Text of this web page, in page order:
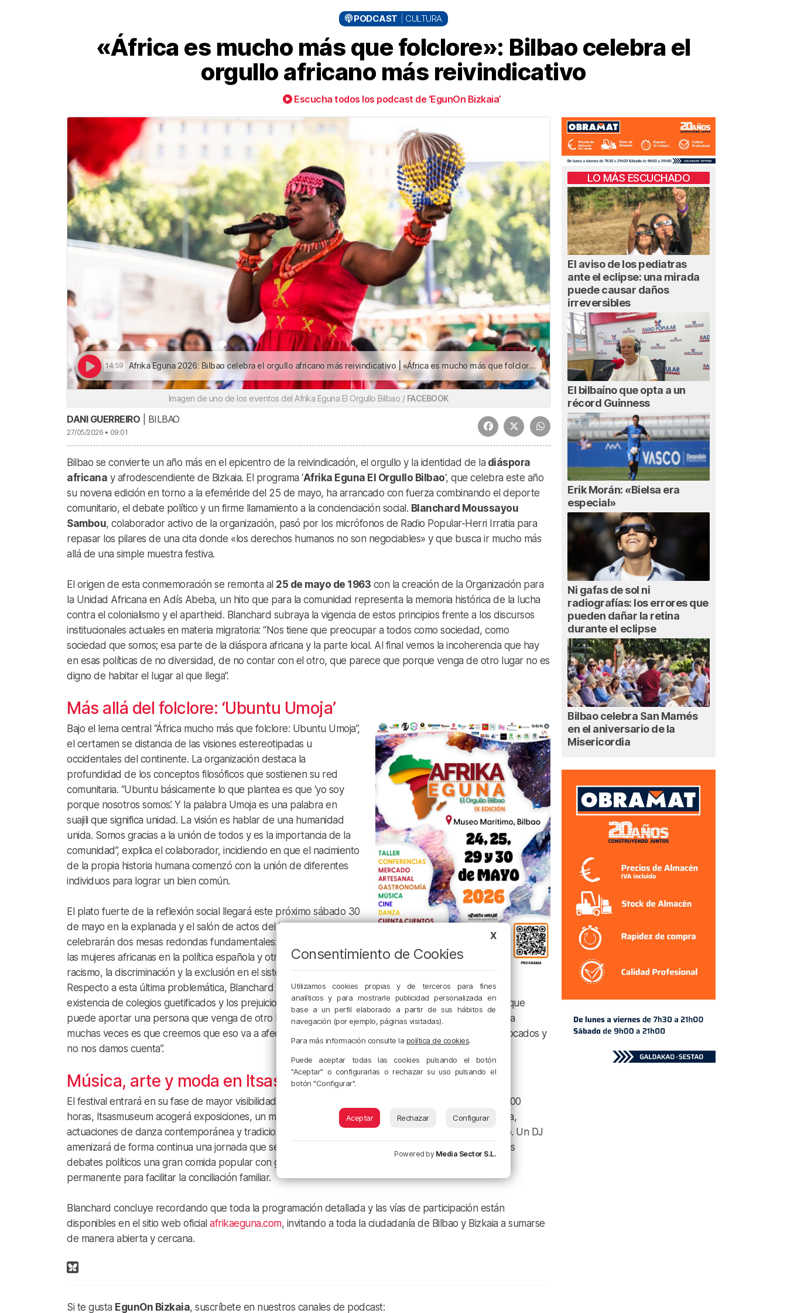
PODCAST CULTURA
«África es mucho más que folclore»: Bilbao celebra el
orgullo africano más reivindicativo
Escucha todos los podcast de ‘EgunOn Bizkaia’
14:59 Afrika Eguna 2026: Bilbao celebra el orgullo africano más reivindicativo | «África es mucho más que folclore»: Bilbao celebra el orgullo africano más reivindicativo
Imagen de uno de los eventos del Afrika Eguna El Orgullo Bilbao / FACEBOOK
DANI GUERREIRO | BILBAO
27/05/2026 • 09:01
Bilbao se convierte un año más en el epicentro de la reivindicación, el orgullo y la identidad de la diáspora
africana y afrodescendiente de Bizkaia. El programa ‘Afrika Eguna El Orgullo Bilbao‘, que celebra este año
su novena edición en torno a la efeméride del 25 de mayo, ha arrancado con fuerza combinando el deporte
comunitario, el debate político y un firme llamamiento a la concienciación social. Blanchard Moussayou
Sambou, colaborador activo de la organización, pasó por los micrófonos de Radio Popular-Herri Irratia para
repasar los pilares de una cita donde «los derechos humanos no son negociables» y que busca ir mucho más
allá de una simple muestra festiva.
El origen de esta conmemoración se remonta al 25 de mayo de 1963 con la creación de la Organización para
la Unidad Africana en Adís Abeba, un hito que para la comunidad representa la memoria histórica de la lucha
contra el colonialismo y el apartheid. Blanchard subraya la vigencia de estos principios frente a los discursos
institucionales actuales en materia migratoria: “Nos tiene que preocupar a todos como sociedad, como
sociedad que somos; esa parte de la diáspora africana y la parte local. Al final vemos la incoherencia que hay
en esas políticas de no diversidad, de no contar con el otro, que parece que porque venga de otro lugar no es
digno de habitar el lugar al que llega”.
Más allá del folclore: ‘Ubuntu Umoja’
Bajo el lema central “África mucho más que folclore: Ubuntu Umoja”,
el certamen se distancia de las visiones estereotipadas u
occidentales del continente. La organización destaca la
profundidad de los conceptos filosóficos que sostienen su red
comunitaria. “Ubuntu básicamente lo que plantea es que ‘yo soy
porque nosotros somos’. Y la palabra Umoja es una palabra en
suajili que significa unidad. La visión es hablar de una humanidad
unida. Somos gracias a la unión de todos y es la importancia de la
comunidad”, explica el colaborador, incidiendo en que el nacimiento
de la propia historia humana comenzó con la unión de diferentes
individuos para lograr un bien común.
El plato fuerte de la reflexión social llegará este próximo sábado 30
de mayo en la explanada y el salón de actos delItsasmuseum. Se
celebrarán dos mesas redondas fundamentales: una centrada en
las mujeres africanas en la política española y otra dedicada al
racismo, la discriminación y la exclusión en el sistema educativo.
Respecto a esta última problemática, Blanchard lamenta la
existencia de colegios guetificados y los prejuicios de algunas familias locales: “Desconocemos el valor que
puede aportar una persona que venga de otro lado del continente. Eso es cultura, es riqueza. La pena
muchas veces es que creemos que eso va a afectar al nivel educativo, y muchas veces estamos equivocados y
no nos damos cuenta”.
Música, arte y moda en Itsasmuseum
El festival entrará en su fase de mayor visibilidad el viernes 29 de mayo por la tarde. A partir de las 16:00
horas, Itsasmuseum acogerá exposiciones, un mercado artesanal, desfiles de vestimenta típica africana,
actuaciones de danza contemporánea y tradicional como African Vibes Dance, y conciertos en directo. Un DJ
amenizará de forma continua una jornada que se alargará hasta las 23:00 horas. El sábado sumará a los
debates políticos una gran comida popular con gastronomía tradicional africana y un espacio infantil
permanente para facilitar la conciliación familiar.
Blanchard concluye recordando que toda la programación detallada y las vías de participación están
disponibles en el sitio web oficial afrikaeguna.com, invitando a toda la ciudadanía de Bilbao y Bizkaia a sumarse
de manera abierta y cercana.
Si te gusta EgunOn Bizkaia, suscríbete en nuestros canales de podcast:
LO MÁS ESCUCHADO
El aviso de los pediatras
ante el eclipse: una mirada
puede causar daños
irreversibles
El bilbaíno que opta a un
récord Guinness
Erik Morán: «Bielsa era
especial»
Ni gafas de sol ni
radiografías: los errores que
pueden dañar la retina
durante el eclipse
Bilbao celebra San Mamés
en el aniversario de la
Misericordia
X
Consentimiento de Cookies
Utilizamos cookies propias y de terceros para fines
analíticos y para mostrarle publicidad personalizada en
base a un perfil elaborado a partir de sus hábitos de
navegación (por ejemplo, páginas visitadas).
Para más información consulte la política de cookies.
Puede aceptar todas las cookies pulsando el botón
"Aceptar" o configurarlas o rechazar su uso pulsando el
botón "Configurar".
Aceptar Rechazar Configurar
Powered by Media Sector S.L.